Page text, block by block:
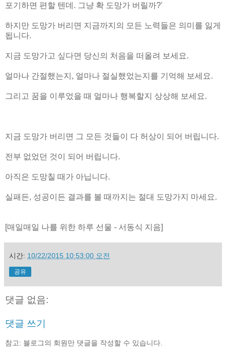
포기하면 편할 텐데. 그냥 확 도망가 버릴까?'
하지만 도망가 버리면 지금까지의 모든 노력들은 의미를 잃게
됩니다.
지금 도망가고 싶다면 당신의 처음을 떠올려 보세요.
얼마나 간절했는지, 얼마나 절실했었는지를 기억해 보세요.
그리고 꿈을 이루었을 때 얼마나 행복할지 상상해 보세요.
지금 도망가 버리면 그 모든 것들이 다 허상이 되어 버립니다.
전부 없었던 것이 되어 버립니다.
아직은 도망칠 때가 아닙니다.
실패든, 성공이든 결과를 볼 때까지는 절대 도망가지 마세요.
[매일매일 나를 위한 하루 선물 - 서동식 지음]
시간: 10/22/2015 10:53:00 오전
공유
댓글 없음:
댓글 쓰기
참고: 블로그의 회원만 댓글을 작성할 수 있습니다.